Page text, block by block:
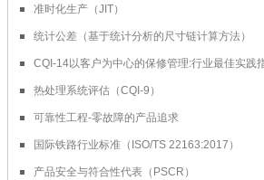
准时化生产（JIT）
统计公差（基于统计分析的尺寸链计算方法）
CQI-14以客户为中心的保修管理:行业最佳实践
热处理系统评估（CQI-9）
可靠性工程-零故障的产品追求
国际铁路行业标准（ISO/TS 22163:2017）
产品安全与符合性代表（PSCR）